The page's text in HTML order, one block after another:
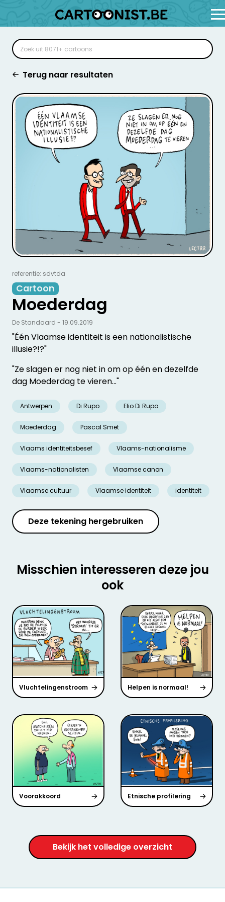
Terug naar resultaten
referentie: sdvtda
Cartoon
Moederdag
"Één Vlaamse identiteit is een nationalistische
illusie?!?"
"Ze slagen er nog niet in om op één en dezelfde
dag Moederdag te vieren..."
Antwerpen Di Rupo Elio Di Rupo
Moederdag Pascal Smet
Vlaams identiteitsbesef Vlaams-nationalisme
Vlaams-nationalisten Vlaamse canon
Vlaamse cultuur Vlaamse identiteit identiteit
De Standaard - 19.09.2019
Deze tekening hergebruiken
Misschien interesseren deze jou
ook
Vluchtelingenstroom Helpen is normaal!
Voorakkoord Etnische profilering
Bekijk het volledige overzicht